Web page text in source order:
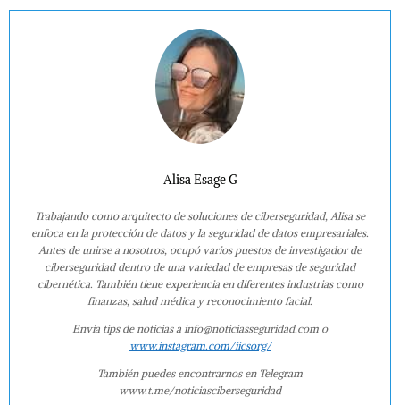
Alisa Esage G
Trabajando como arquitecto de soluciones de ciberseguridad, Alisa se
enfoca en la protección de datos y la seguridad de datos empresariales.
Antes de unirse a nosotros, ocupó varios puestos de investigador de
ciberseguridad dentro de una variedad de empresas de seguridad
cibernética. También tiene experiencia en diferentes industrias como
finanzas, salud médica y reconocimiento facial.
Envía tips de noticias a info@noticiasseguridad.com o
www.instagram.com/iicsorg/
También puedes encontrarnos en Telegram
www.t.me/noticiasciberseguridad